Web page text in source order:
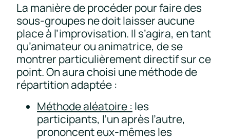
La manière de procéder pour faire des
sous-groupes ne doit laisser aucune
place à l’improvisation. Il s’agira, en tant
qu’animateur ou animatrice, de se
montrer particulièrement directif sur ce
point. On aura choisi une méthode de
répartition adaptée :
Méthode aléatoire : les
participants, l’un après l’autre,
prononcent eux-mêmes les